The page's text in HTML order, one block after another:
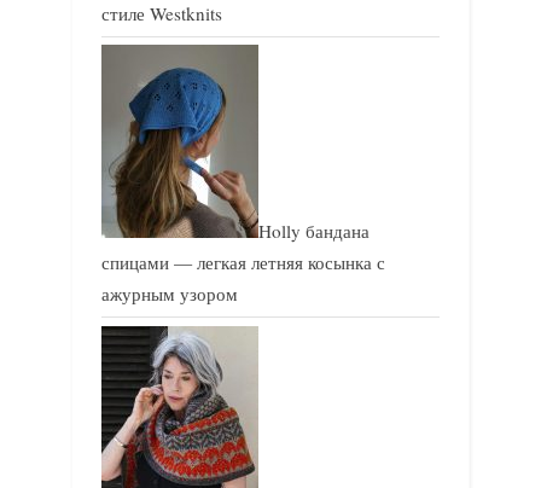
стиле Westknits
Holly бандана
спицами — легкая летняя косынка с
ажурным узором